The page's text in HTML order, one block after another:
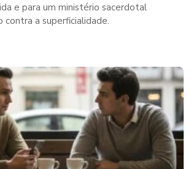
e para um ministério sacerdotal
a superficialidade.